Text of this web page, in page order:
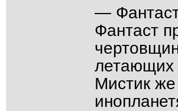
—
Фантаст
летающих
Мистик